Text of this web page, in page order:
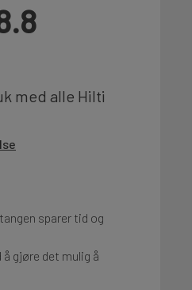
med alle Hilti
sparer tid og
gjøre det mulig å